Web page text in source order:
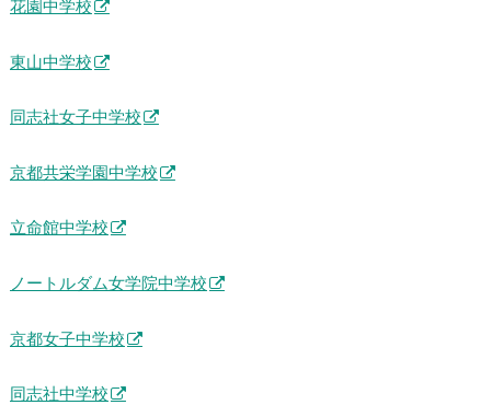
花園中学校
東山中学校
同志社女子中学校
京都共栄学園中学校
立命館中学校
ノートルダム女学院中学校
京都女子中学校
同志社中学校